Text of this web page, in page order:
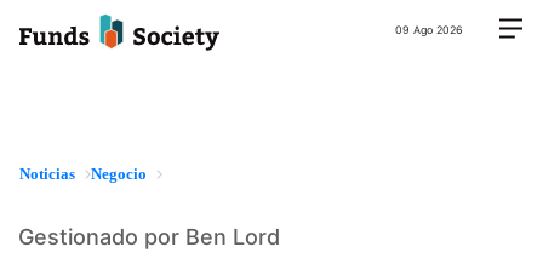
09 Ago 2026
Noticias Negocio
Gestionado por Ben Lord